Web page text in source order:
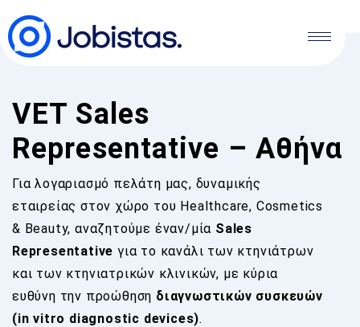
VET Sales
Representative – Αθήνα
Για λογαριασμό πελάτη μας, δυναμικής
εταιρείας στον χώρο του Healthcare, Cosmetics
& Beauty, αναζητούμε έναν/μία Sales
Representative για το κανάλι των κτηνιάτρων
και των κτηνιατρικών κλινικών, με κύρια
ευθύνη την προώθηση διαγνωστικών συσκευών
(in vitro diagnostic devices).